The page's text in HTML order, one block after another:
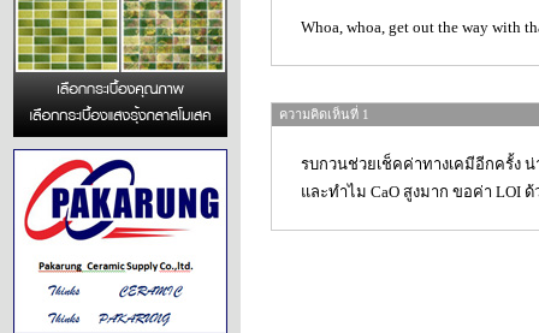
Whoa, whoa, get out the way with
ความคิดเห็นที่ 1
รบกวนช่วยเช็คค่าทางเคมีอีกครั้ง น่
และทำไม CaO สูงมาก ขอค่า LOI